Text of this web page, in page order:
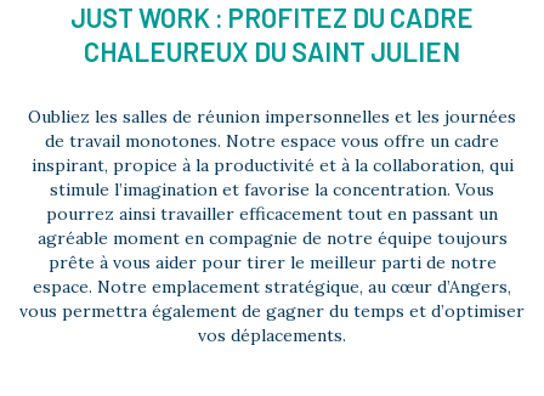
JUST WORK : PROFITEZ DU CADRE
CHALEUREUX DU SAINT JULIEN
Oubliez les salles de réunion impersonnelles et les journées
de travail monotones. Notre espace vous offre un cadre
inspirant, propice à la productivité et à la collaboration, qui
stimule l’imagination et favorise la concentration. Vous
pourrez ainsi travailler efficacement tout en passant un
agréable moment en compagnie de notre équipe toujours
prête à vous aider pour tirer le meilleur parti de notre
espace. Notre emplacement stratégique, au cœur d’Angers,
vous permettra également de gagner du temps et d’optimiser
vos déplacements.